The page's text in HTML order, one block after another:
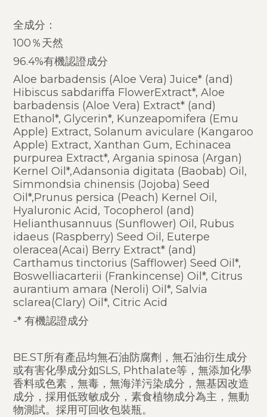
全成分：
100％天然
96.4%有機認證成分
Aloe barbadensis (Aloe Vera) Juice* (and)
Hibiscus sabdariffa FlowerExtract*, Aloe
barbadensis (Aloe Vera) Extract* (and)
Ethanol*, Glycerin*, Kunzeapomifera (Emu
Apple) Extract, Solanum aviculare (Kangaroo
Apple) Extract, Xanthan Gum, Echinacea
purpurea Extract*, Argania spinosa (Argan)
Kernel Oil*,Adansonia digitata (Baobab) Oil,
Simmondsia chinensis (Jojoba) Seed
Oil*,Prunus persica (Peach) Kernel Oil,
Hyaluronic Acid, Tocopherol (and)
Helianthusannuus (Sunflower) Oil, Rubus
idaeus (Raspberry) Seed Oil, Euterpe
oleracea(Acai) Berry Extract* (and)
Carthamus tinctorius (Safflower) Seed Oil*,
Boswelliacarterii (Frankincense) Oil*, Citrus
aurantium amara (Neroli) Oil*, Salvia
sclarea(Clary) Oil*, Citric Acid
-* 有機認證成分
BE.ST所有產品均無石油防腐劑，無石油衍生成分
或有害化學成分如SLS, Phthalate等，無添加化學
香料或色素，無毒，無海洋污染成分，無基因改造
成分，採用低致敏成分，素食植物成分為主，無動
物測試。採用可回收包裝瓶。